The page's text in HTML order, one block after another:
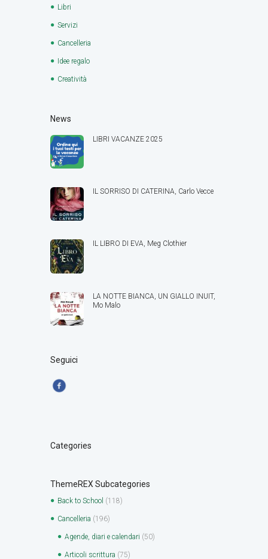
Libri
Servizi
Cancelleria
Idee regalo
Creatività
News
LIBRI VACANZE 2025
IL SORRISO DI CATERINA, Carlo Vecce
IL LIBRO DI EVA, Meg Clothier
LA NOTTE BIANCA, UN GIALLO INUIT,
Mo Malo
Seguici
Categories
ThemeREX Subcategories
Back to School (118)
Cancelleria (196)
Agende, diari e calendari (50)
Articoli scrittura (75)